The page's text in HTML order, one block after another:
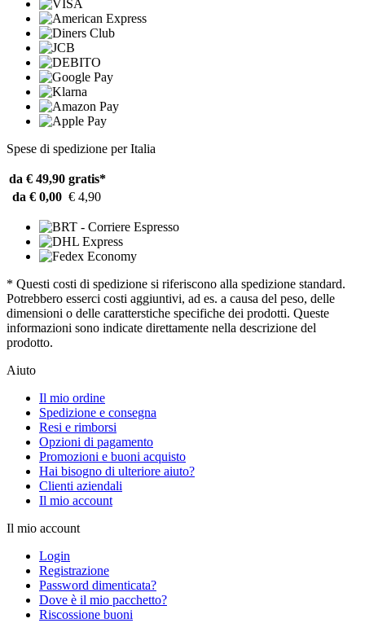
Spese di spedizione per Italia
da € 49,90 gratis*
da € 0,00 € 4,90
* Questi costi di spedizione si riferiscono alla spedizione standard.
Potrebbero esserci costi aggiuntivi, ad es. a causa del peso, delle
dimensioni o delle caratterstiche specifiche dei prodotti. Queste
informazioni sono indicate direttamente nella descrizione del
prodotto.
Aiuto
Il mio ordine
Spedizione e consegna
Resi e rimborsi
Opzioni di pagamento
Promozioni e buoni acquisto
Hai bisogno di ulteriore aiuto?
Clienti aziendali
Il mio account
Il mio account
Login
Registrazione
Password dimenticata?
Dove è il mio pacchetto?
Riscossione buoni